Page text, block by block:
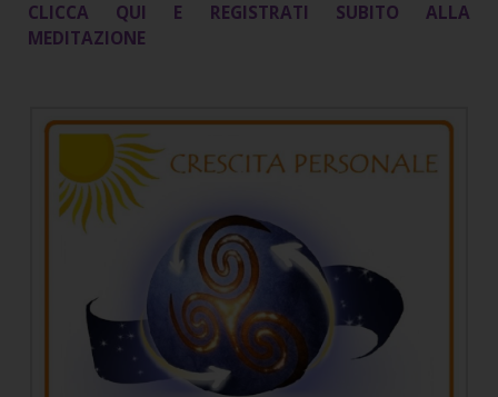
CLICCA QUI E REGISTRATI SUBITO ALLA
MEDITAZIONE